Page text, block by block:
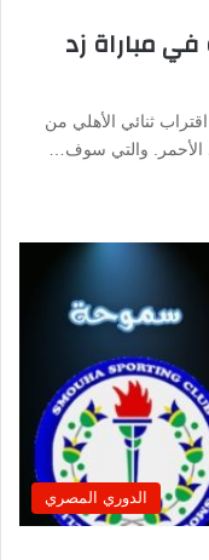
مباراة زد
ثنائي الأهلي من
الأحمر. والتي سوف…
الدوري المصري